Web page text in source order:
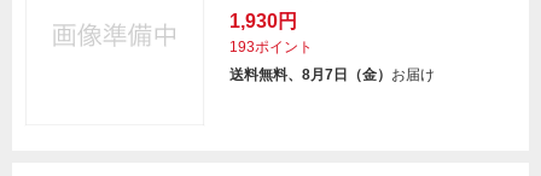
1,930円
193ポイント
送料無料、8月7日（金） お届け